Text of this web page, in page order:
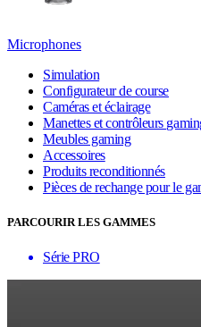
Microphones
Simulation
Configurateur de course
Caméras et éclairage
Manettes et contrôleurs
Meubles gaming
Accessoires
Produits reconditionnés
Pièces de rechange pour le
PARCOURIR LES GAMMES
Série PRO